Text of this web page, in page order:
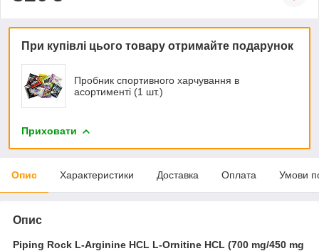
При купівлі цього товару отримайте подарунок
Пробник спортивного харчування в
асортименті (1 шт.)
Приховати
Опис Характеристики Доставка Оплата Умови
Опис
Piping Rock L-Arginine HCL L-Ornitine HCL (700 mg/450 mg